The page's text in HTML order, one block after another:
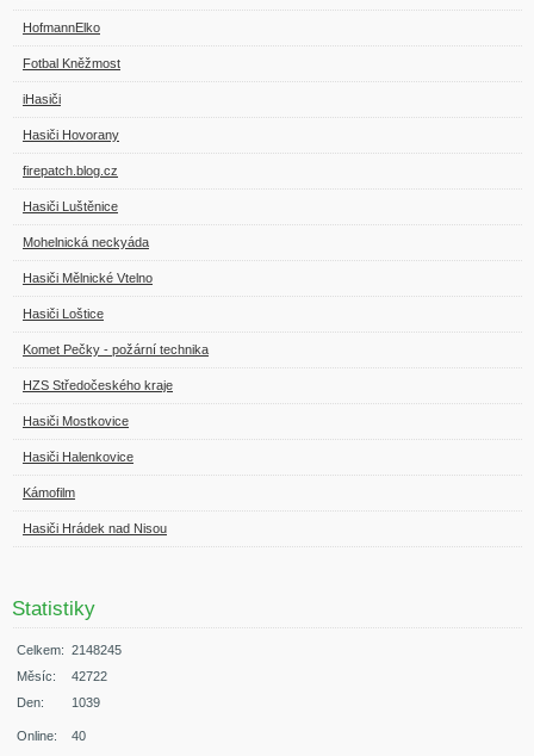
HofmannElko
Fotbal Kněžmost
iHasiči
Hasiči Hovorany
firepatch.blog.cz
Hasiči Luštěnice
Mohelnická neckyáda
Hasiči Mělnické Vtelno
Hasiči Loštice
Komet Pečky - požární technika
HZS Středočeského kraje
Hasiči Mostkovice
Hasiči Halenkovice
Kámofilm
Hasiči Hrádek nad Nisou
Statistiky
Online: 40
Celkem: 2148245
Měsíc:
42722
Den:
1039